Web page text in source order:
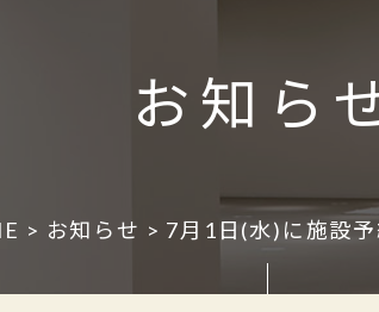
お知ら
> お知らせ > 7月1日(水)に施設